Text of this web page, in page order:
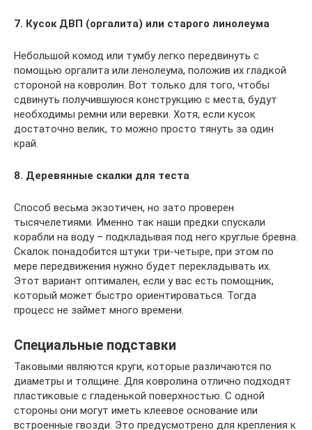
7. Кусок ДВП (оргалита) или старого линолеума
Небольшой комод или тумбу легко передвинуть с
помощью оргалита или ленолеума, положив их гладкой
стороной на ковролин. Вот только для того, чтобы
сдвинуть получившуюся конструкцию с места, будут
необходимы ремни или веревки. Хотя, если кусок
достаточно велик, то можно просто тянуть за один
край.
8. Деревянные скалки для теста
Способ весьма экзотичен, но зато проверен
тысячелетиями. Именно так наши предки спускали
корабли на воду – подкладывая под него круглые бревна.
Скалок понадобится штуки три-четыре, при этом по
мере передвижения нужно будет перекладывать их.
Этот вариант оптимален, если у вас есть помощник,
который может быстро ориентироваться. Тогда
процесс не займет много времени.
Специальные подставки
Таковыми являются круги, которые различаются по
диаметры и толщине. Для ковролина отлично подходят
пластиковые с гладенькой поверхностью. С одной
стороны они могут иметь клеевое основание или
встроенные гвозди. Это предусмотрено для крепления к